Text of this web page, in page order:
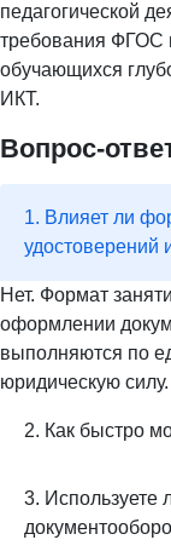
педагогической
требования ФГОС
обучающихся
ИКТ.
Вопрос-
1. Влияет ли
удостоверений
Нет. Формат
оформлении
выполняются по
юридическую силу.
2. Как быстро
3. Используете